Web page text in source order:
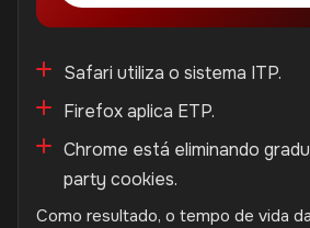
Safari utiliza o sistema ITP.
Firefox aplica ETP.
Chrome está eliminando
party cookies.
Como resultado, o tempo de vida